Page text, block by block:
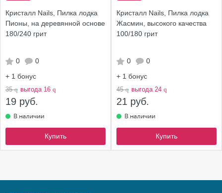
Кристалл Nails, Пилка лодка
Пионы, на деревянной основе
180/240 грит
0
0
+ 1 бонус
35q выгода 16 q
19 руб.
Купить
Кристалл Nails, Пилка лодка
Жасмин, высокого качества
100/180 грит
0
0
+ 1 бонус
45q выгода 24 q
21 руб.
Купить